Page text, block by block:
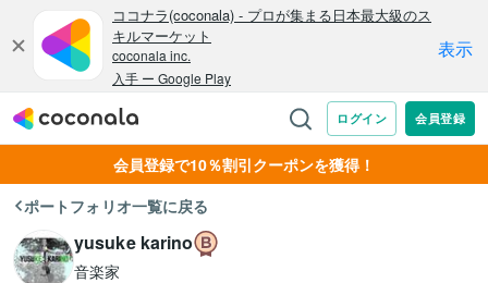
会員登録で10％割引クーポンを獲得！
ポートフォリオ一覧に戻る
yusuke karino
音楽家